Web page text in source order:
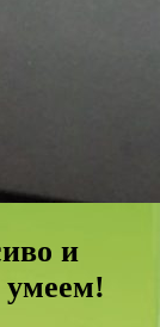
и
умеем!